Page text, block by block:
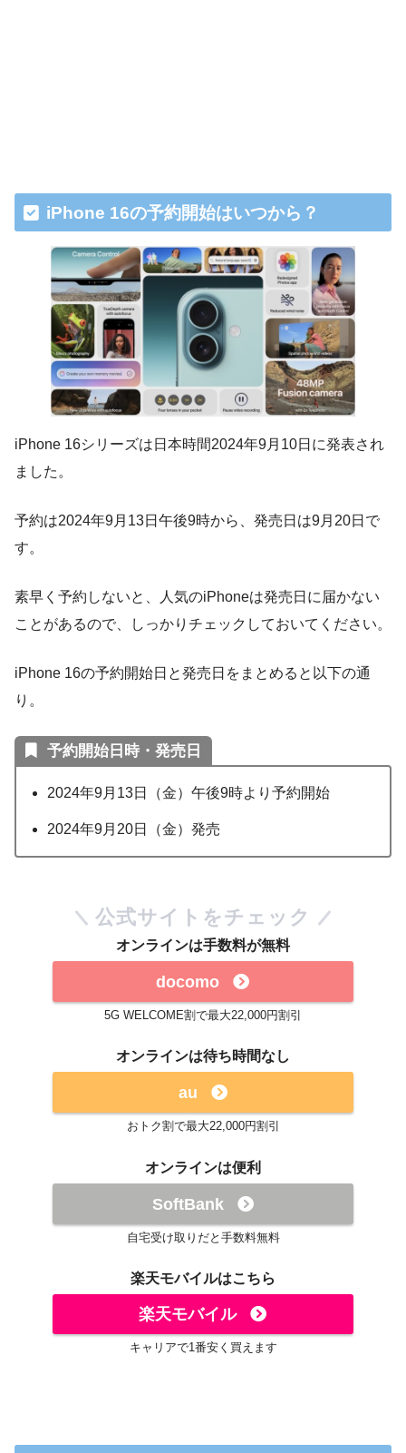
iPhone 16の予約開始はいつから？
iPhone 16シリーズは日本時間2024年9月10日に発表され
ました。
予約は2024年9月13日午後9時から、発売日は9月20日で
す。
素早く予約しないと、人気のiPhoneは発売日に届かない
ことがあるので、しっかりチェックしておいてください。
iPhone 16の予約開始日と発売日をまとめると以下の通
り。
予約開始日時・発売日
2024年9月13日（金）午後9時より予約開始
2024年9月20日（金）発売
公式サイトをチェック
オンラインは手数料が無料
docomo
5G WELCOME割で最大22,000円割引
オンラインは待ち時間なし
au
おトク割で最大22,000円割引
オンラインは便利
SoftBank
自宅受け取りだと手数料無料
楽天モバイルはこちら
楽天モバイル
キャリアで1番安く買えます